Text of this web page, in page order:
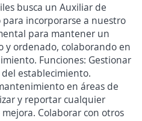
busca un Auxiliar de
incorporarse a nuestro
para mantener un
ordenado, colaborando en
Funciones: Gestionar
establecimiento.
en áreas de
y reportar cualquier
Colaborar con otros